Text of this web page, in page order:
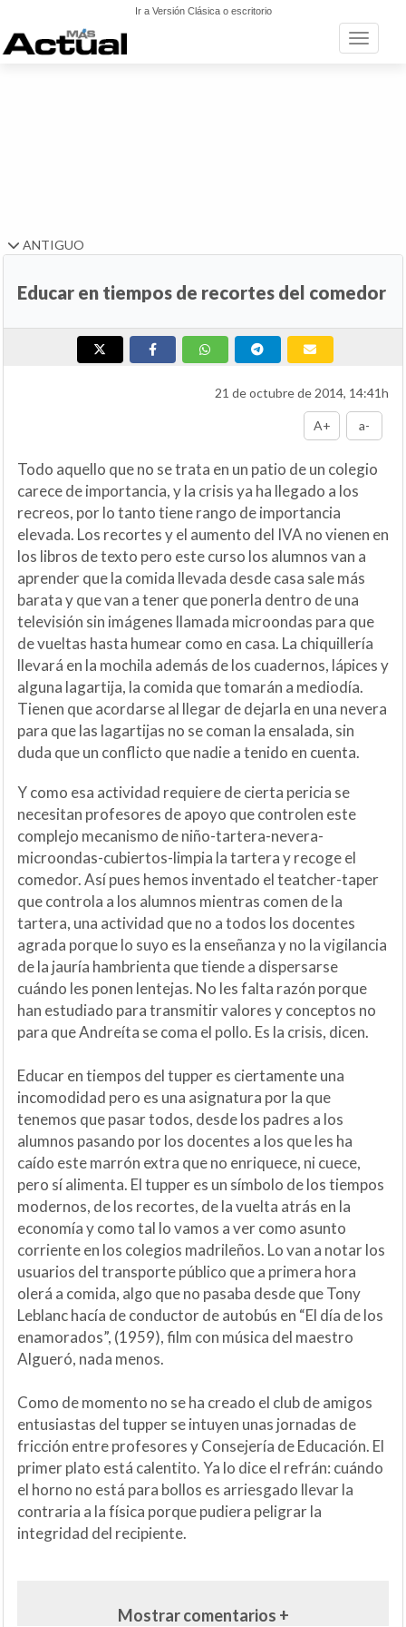
Ir a Versión Clásica o escritorio
Toggle
ANTIGUO
Educar en tiempos de recortes del comedor
21 de octubre de 2014, 14:41h
A+ a-
Todo aquello que no se trata en un patio de un colegio
carece de importancia, y la crisis ya ha llegado a los
recreos, por lo tanto tiene rango de importancia
elevada. Los recortes y el aumento del IVA no vienen en
los libros de texto pero este curso los alumnos van a
aprender que la comida llevada desde casa sale más
barata y que van a tener que ponerla dentro de una
televisión sin imágenes llamada microondas para que
de vueltas hasta humear como en casa. La chiquillería
llevará en la mochila además de los cuadernos, lápices y
alguna lagartija, la comida que tomarán a mediodía.
Tienen que acordarse al llegar de dejarla en una nevera
para que las lagartijas no se coman la ensalada, sin
duda que un conflicto que nadie a tenido en cuenta.
Y como esa actividad requiere de cierta pericia se
necesitan profesores de apoyo que controlen este
complejo mecanismo de niño-tartera-nevera-
microondas-cubiertos-limpia la tartera y recoge el
comedor. Así pues hemos inventado el teatcher-taper
que controla a los alumnos mientras comen de la
tartera, una actividad que no a todos los docentes
agrada porque lo suyo es la enseñanza y no la vigilancia
de la jauría hambrienta que tiende a dispersarse
cuándo les ponen lentejas. No les falta razón porque
han estudiado para transmitir valores y conceptos no
para que Andreíta se coma el pollo. Es la crisis, dicen.
Educar en tiempos del tupper es ciertamente una
incomodidad pero es una asignatura por la que
tenemos que pasar todos, desde los padres a los
alumnos pasando por los docentes a los que les ha
caído este marrón extra que no enriquece, ni cuece,
pero sí alimenta. El tupper es un símbolo de los tiempos
modernos, de los recortes, de la vuelta atrás en la
economía y como tal lo vamos a ver como asunto
corriente en los colegios madrileños. Lo van a notar los
usuarios del transporte público que a primera hora
olerá a comida, algo que no pasaba desde que Tony
Leblanc hacía de conductor de autobús en “El día de los
enamorados”, (1959), film con música del maestro
Algueró, nada menos.
Como de momento no se ha creado el club de amigos
entusiastas del tupper se intuyen unas jornadas de
fricción entre profesores y Consejería de Educación. El
primer plato está calentito. Ya lo dice el refrán: cuándo
el horno no está para bollos es arriesgado llevar la
contraria a la física porque pudiera peligrar la
integridad del recipiente.
Mostrar comentarios +